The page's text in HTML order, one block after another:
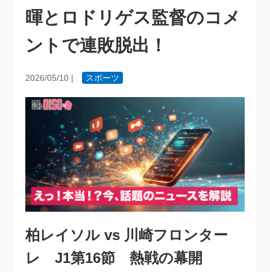
暉とロドリゲス監督のコメ
ントで連敗脱出！
2026/05/10 | スポーツ
柏レイソル vs 川崎フロンター
レ J1第16節 熱戦の幕開